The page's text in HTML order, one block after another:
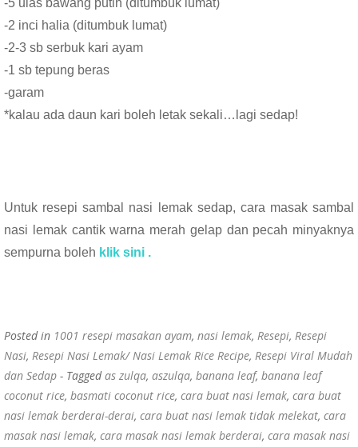
-5 ulas bawang putih (ditumbuk lumat)
-2 inci halia (ditumbuk lumat)
-2-3 sb serbuk kari ayam
-1 sb tepung beras
-garam
*kalau ada daun kari boleh letak sekali…lagi sedap!
Untuk resepi sambal nasi lemak sedap, cara masak sambal
nasi lemak cantik warna merah gelap dan pecah minyaknya
sempurna boleh klik sini .
Posted in 1001 resepi masakan ayam, nasi lemak, Resepi, Resepi
Nasi, Resepi Nasi Lemak/ Nasi Lemak Rice Recipe, Resepi Viral Mudah
dan Sedap - Taggedas zulqa, aszulqa, banana leaf, banana leaf
coconut rice, basmati coconut rice, cara buat nasi lemak, cara buat
nasi lemak berderai-derai, cara buat nasi lemak tidak melekat, cara
masak nasi lemak, cara masak nasi lemak berderai, cara masak nasi